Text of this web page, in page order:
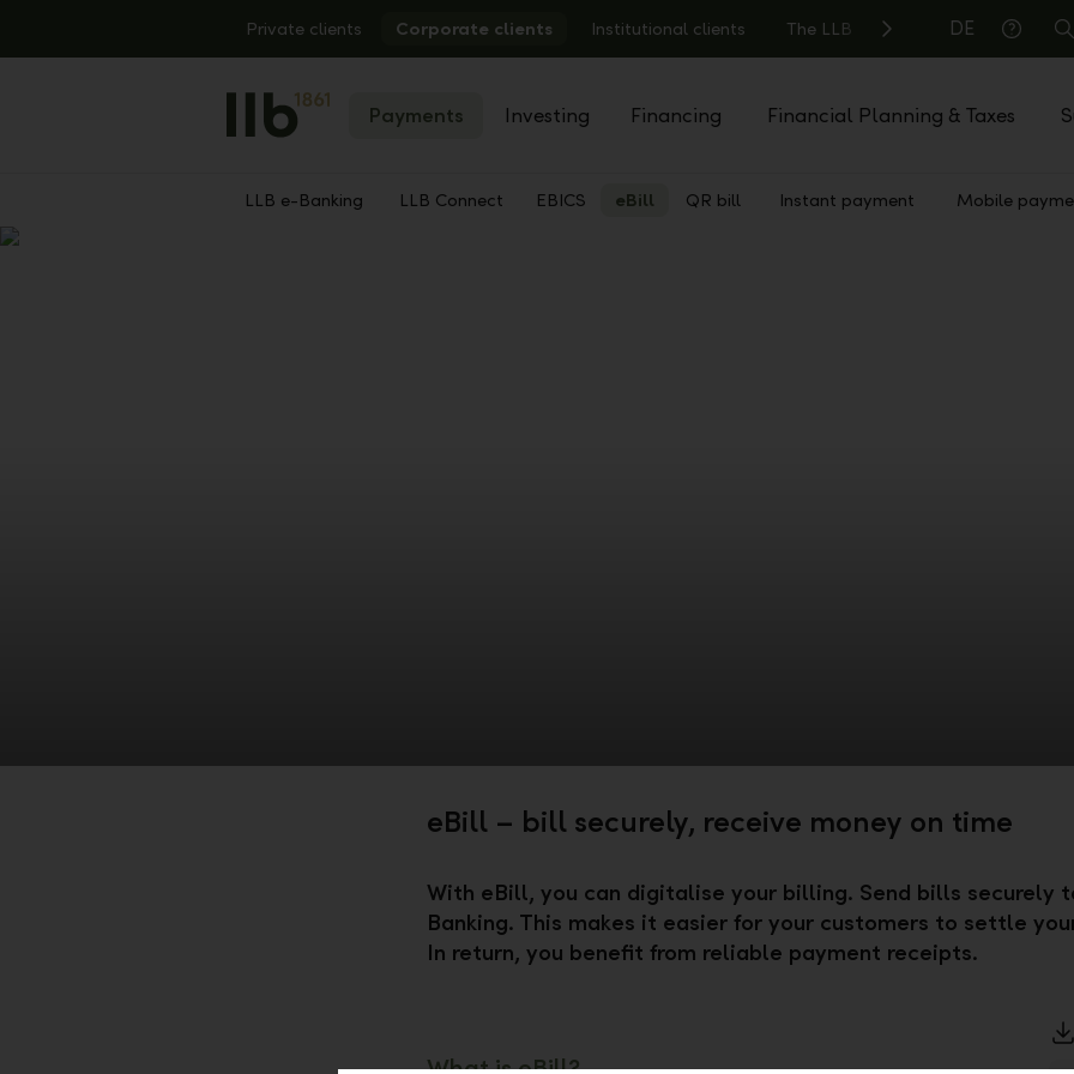
Private clients Corporate clients Institutional clients The LLB
DE
Help
Payments Investing Financing Financial Planning & Taxes
LLB e-Banking LLB Connect EBICS eBill QR bill Instant payment Mobile
eBill – bill securely, receive money on time
With eBill, you can digitalise your billing. Send bills securely
Banking. This makes it easier for your customers to settle
In return, you benefit from reliable payment receipts.